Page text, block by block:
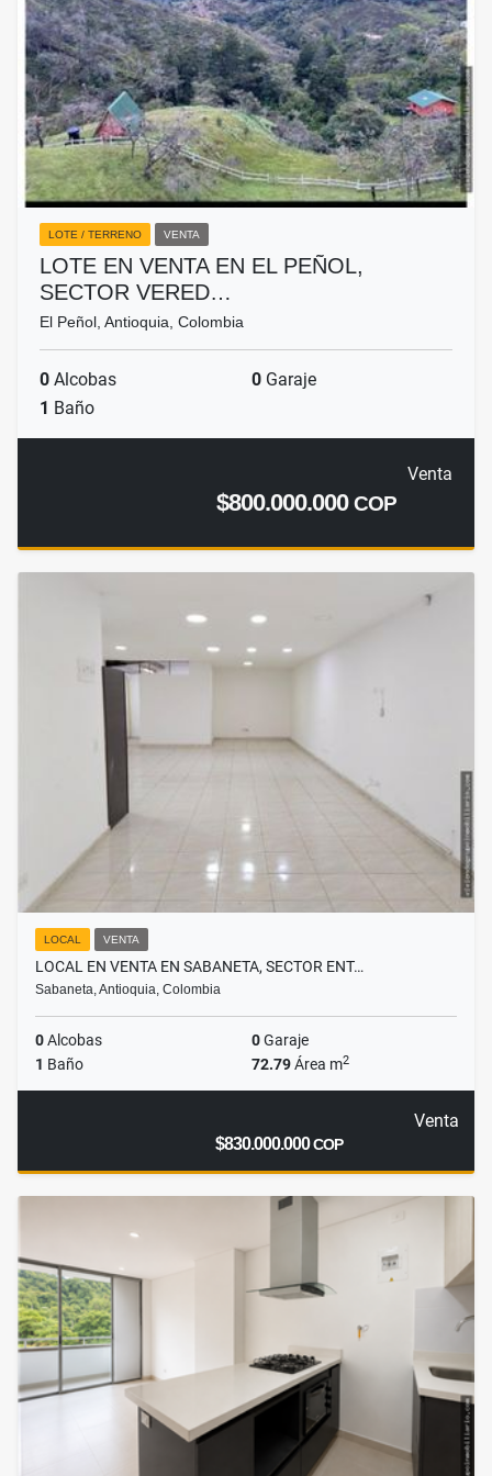
LOTE / TERRENO VENTA
LOTE EN VENTA EN EL PEÑOL,
SECTOR VERED…
El Peñol, Antioquia, Colombia
0 Alcobas 0 Garaje
1 Baño
Venta
$800.000.000COP
LOCAL VENTA
LOCAL EN VENTA EN SABANETA, SECTOR ENT…
Sabaneta, Antioquia, Colombia
0Alcobas 0Garaje
1 Baño 72.79Área m2
Venta
$830.000.000COP